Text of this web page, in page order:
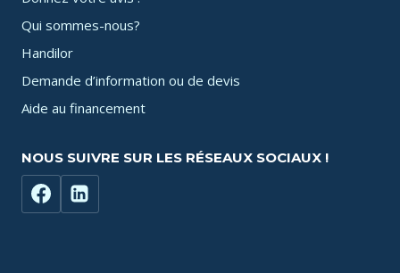
Qui sommes-nous?
Handilor
Demande d’information ou de devis
Aide au financement
NOUS SUIVRE SUR LES RÉSEAUX SOCIAUX !